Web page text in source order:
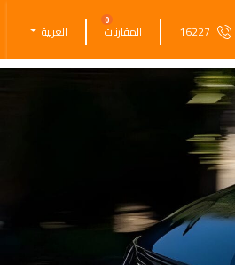
16227 المقارنات
0
العربية